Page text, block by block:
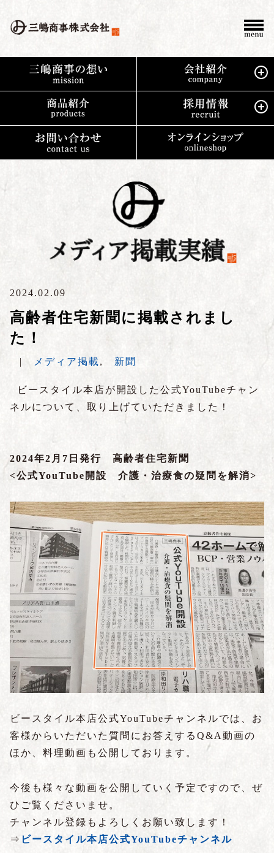
2024.02.09
高齢者住宅新聞に掲載されまし
た！
| メディア掲載, 新聞
ビースタイル本店が開設した公式YouTubeチャン
ネルについて、取り上げていただきました！
2024年2月7日発行 高齢者住宅新聞
<公式YouTube開設 介護・治療食の疑問を解消>
ビースタイル本店公式YouTubeチャンネルでは、お
客様からいただいた質問にお答えするQ&A動画の
ほか、料理動画も公開しております。
今後も様々な動画を公開していく予定ですので、ぜ
ひご覧くださいませ。
チャンネル登録もよろしくお願い致します！
⇒ ビースタイル本店公式YouTubeチャンネル